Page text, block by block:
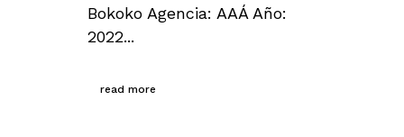
Bokoko Agencia: AAÁ Año:
2022...
read more